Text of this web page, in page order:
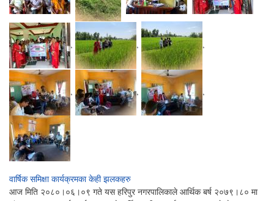
, , ,
, , ,
वार्षिक समिक्षा कार्यक्रमका केही झलकहरु
आज मिति २०८०।०६।०९ गते यस हरिपुर नगरपालिकाले आर्थिक बर्ष २०७९।८० मा